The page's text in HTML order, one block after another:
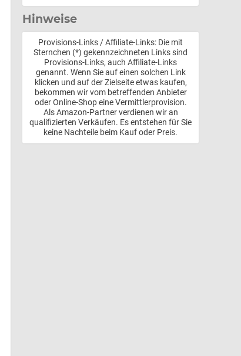
Hinweise
Provisions-Links / Affiliate-Links: Die mit
Sternchen (*) gekennzeichneten Links sind
Provisions-Links, auch Affiliate-Links
genannt. Wenn Sie auf einen solchen Link
klicken und auf der Zielseite etwas kaufen,
bekommen wir vom betreffenden Anbieter
oder Online-Shop eine Vermittlerprovision.
Als Amazon-Partner verdienen wir an
qualifizierten Verkäufen. Es entstehen für Sie
keine Nachteile beim Kauf oder Preis.